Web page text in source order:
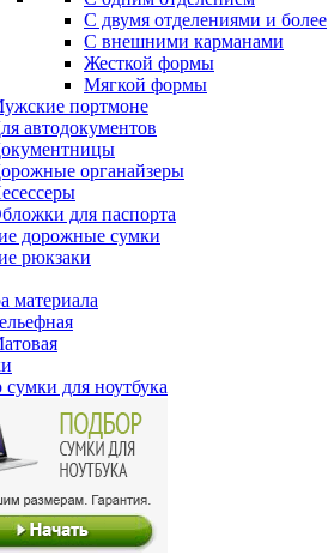
С двумя отделениями и более
С внешними карманами
Жесткой формы
Мягкой формы
портмоне
автодокументов
органайзеры
для паспорта
дорожные сумки
рюкзаки
материала
для ноутбука